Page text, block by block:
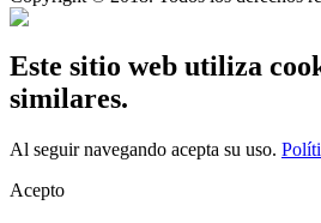
Este sitio web utiliza
similares.
Al seguir navegando acepta su uso.
Acepto